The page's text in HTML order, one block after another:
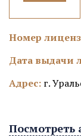
Номер
Дата выдачи
Адрес: г.
Посмотреть